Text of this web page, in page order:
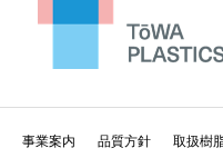
事業案内 品質方針 取扱樹